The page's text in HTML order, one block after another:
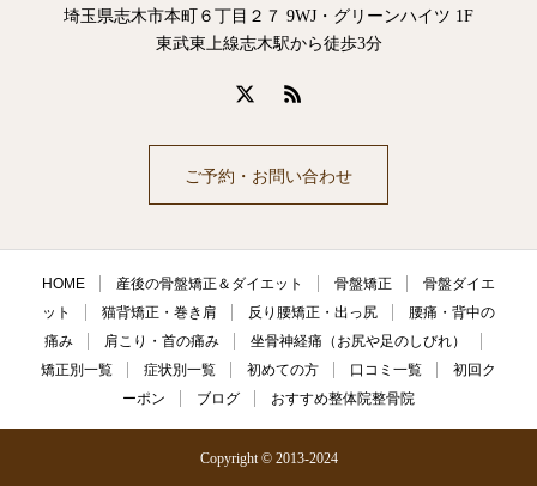
埼玉県志木市本町６丁目２７ 9WJ・グリーンハイツ 1F
東武東上線志木駅から徒歩3分
ご予約・お問い合わせ
HOME 産後の骨盤矯正＆ダイエット 骨盤矯正
骨盤ダイエ
ット
猫背矯正・巻き肩 反り腰矯正・出っ尻
腰痛・背中の
痛み
肩こり・首の痛み
坐骨神経痛（お尻や足のしびれ）
矯正別一覧
症状別一覧 初めての方 口コミ一覧
初回ク
ーポン
ブログ おすすめ整体院整骨院
Copyright © 2013-2024